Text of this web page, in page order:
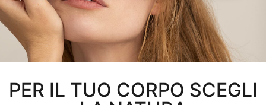
PER IL TUO CORPO SCEGLI